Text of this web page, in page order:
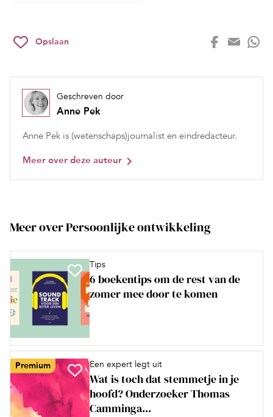
Opslaan
Geschreven door
Anne Pek
Anne Pek is (wetenschaps)journalist en eindredacteur.
Meer over deze auteur
Meer over Persoonlijke ontwikkeling
Tips
6 boekentips om de rest van de
zomer mee door te komen
Premium Een expert legt uit
Wat is toch dat stemmetje in je
hoofd? Onderzoeker Thomas
Camminga...